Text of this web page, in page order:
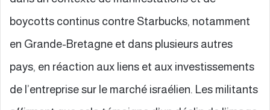
boycotts continus contre Starbucks, notamment
en Grande-Bretagne et dans plusieurs autres
pays, en réaction aux liens et aux investissements
de l’entreprise sur le marché israélien. Les militants